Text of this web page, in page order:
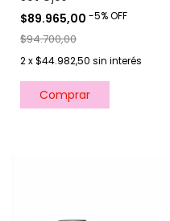
$89.965,00 -5%OFF
$94.700,00
2x$44.982,50 sin interés